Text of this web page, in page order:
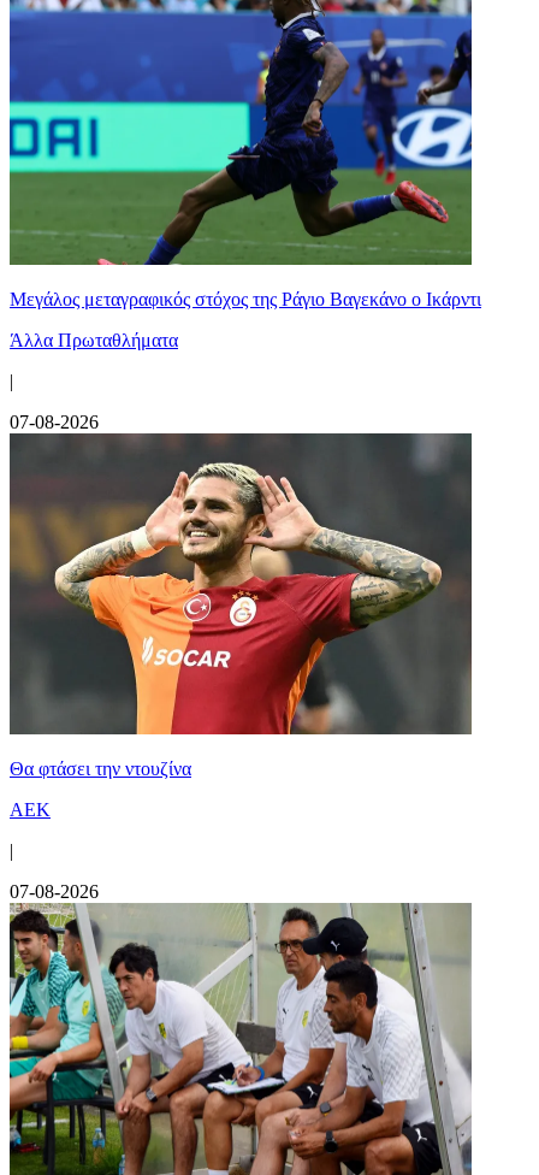
Μεγάλος μεταγραφικός στόχος της Ράγιο Βαγεκάνο ο Ικάρντι
Άλλα Πρωταθλήματα
|
07-08-2026
Θα φτάσει την ντουζίνα
ΑΕΚ
|
07-08-2026